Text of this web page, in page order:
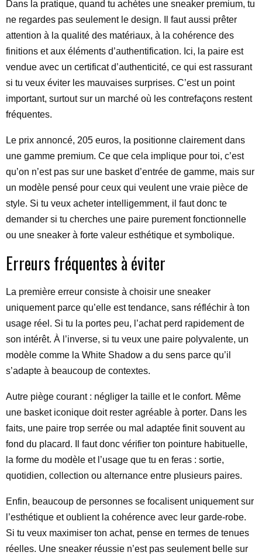
Dans la pratique, quand tu achètes une sneaker premium, tu
ne regardes pas seulement le design. Il faut aussi prêter
attention à la qualité des matériaux, à la cohérence des
finitions et aux éléments d’authentification. Ici, la paire est
vendue avec un certificat d’authenticité, ce qui est rassurant
si tu veux éviter les mauvaises surprises. C’est un point
important, surtout sur un marché où les contrefaçons restent
fréquentes.
Le prix annoncé, 205 euros, la positionne clairement dans
une gamme premium. Ce que cela implique pour toi, c’est
qu’on n’est pas sur une basket d’entrée de gamme, mais sur
un modèle pensé pour ceux qui veulent une vraie pièce de
style. Si tu veux acheter intelligemment, il faut donc te
demander si tu cherches une paire purement fonctionnelle
ou une sneaker à forte valeur esthétique et symbolique.
Erreurs fréquentes à éviter
La première erreur consiste à choisir une sneaker
uniquement parce qu’elle est tendance, sans réfléchir à ton
usage réel. Si tu la portes peu, l’achat perd rapidement de
son intérêt. À l’inverse, si tu veux une paire polyvalente, un
modèle comme la White Shadow a du sens parce qu’il
s’adapte à beaucoup de contextes.
Autre piège courant : négliger la taille et le confort. Même
une basket iconique doit rester agréable à porter. Dans les
faits, une paire trop serrée ou mal adaptée finit souvent au
fond du placard. Il faut donc vérifier ton pointure habituelle,
la forme du modèle et l’usage que tu en feras : sortie,
quotidien, collection ou alternance entre plusieurs paires.
Enfin, beaucoup de personnes se focalisent uniquement sur
l’esthétique et oublient la cohérence avec leur garde-robe.
Si tu veux maximiser ton achat, pense en termes de tenues
réelles. Une sneaker réussie n’est pas seulement belle sur